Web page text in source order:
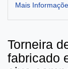
Mais
Torneira
fabricado